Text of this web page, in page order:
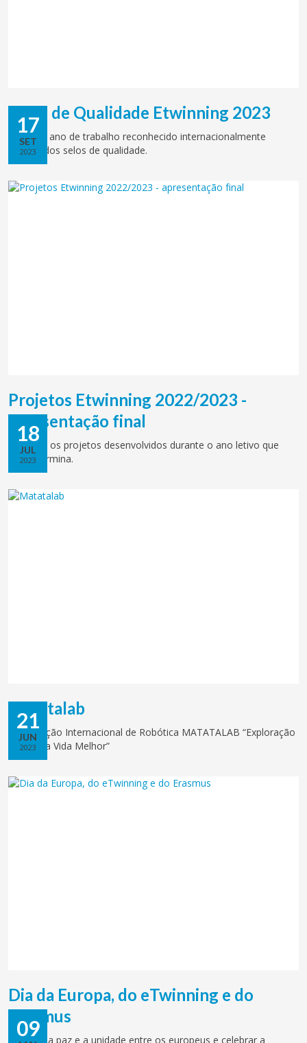
17
SET
2023
Selos de Qualidade Etwinning 2023
Mais um ano de trabalho reconhecido internacionalmente
através dos selos de qualidade.
18
JUL
2023
Projetos Etwinning 2022/2023 -
apresentação final
Conheça os projetos desenvolvidos durante o ano letivo que
agora termina.
21
JUN
2023
Matatalab
Competição Internacional de Robótica MATATALAB “Exploração
para uma Vida Melhor”
09
Dia da Europa, do eTwinning e do
Erasmus
Celebrar a paz e a unidade entre os europeus e celebrar a